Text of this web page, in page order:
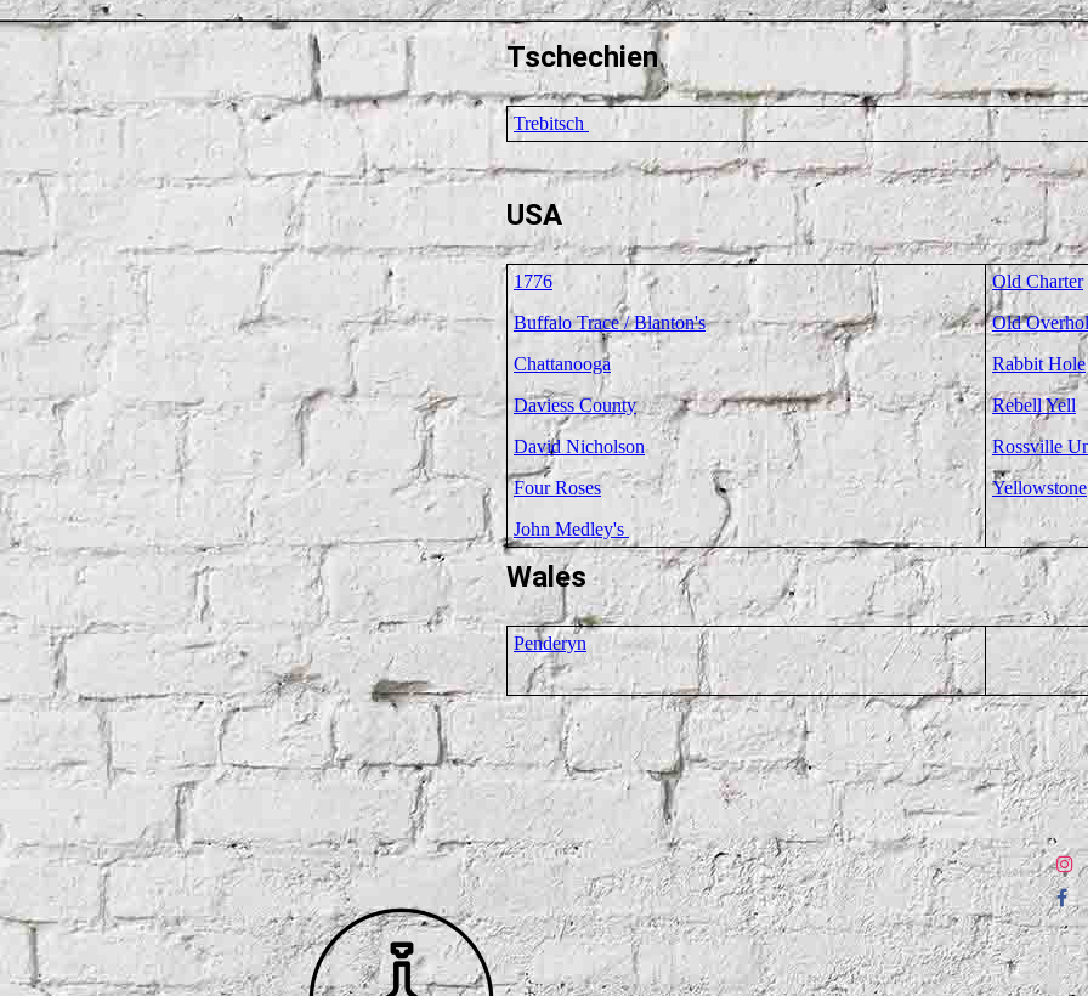
Tschechien
Trebitsch
USA
1776
Buffalo Trace / Blanton's
Chattanooga
Daviess County
David Nicholson
Four Roses
John Medley's
Old Charter
Old
Rabbit Hole
Rebell Yell
Rossville
Yellowstone
Wales
Penderyn